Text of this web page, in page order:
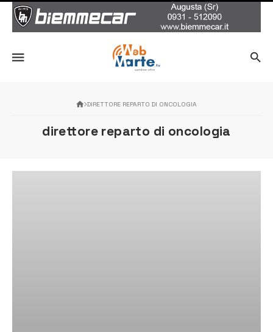
DIRETTORE REPARTO DI ONCOLOGIA
direttore reparto di oncologia